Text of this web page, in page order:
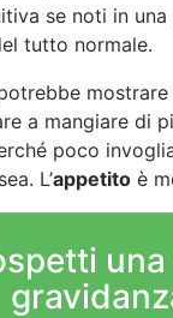
se noti in
tutto normale.
a mangiare di
poco
L’appetito è
una